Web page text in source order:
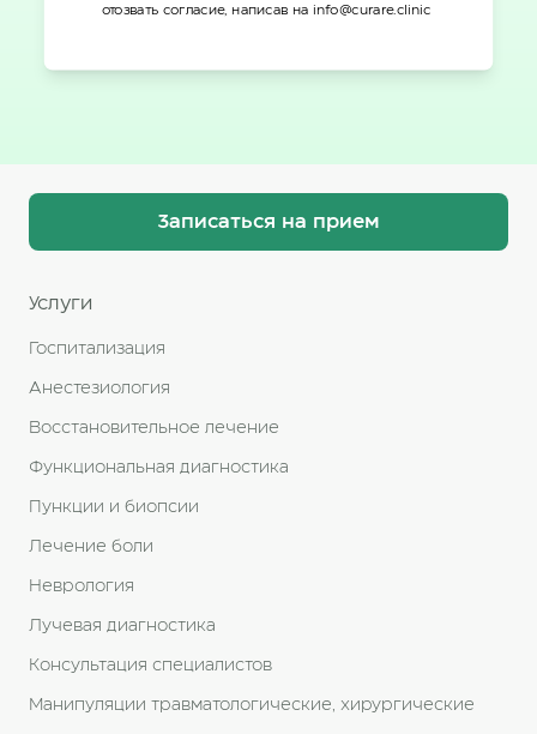
отозвать согласие, написав на info@curare.clinic
Услуги
Госпитализация
Анестезиология
Восстановительное лечение
Функциональная диагностика
Пункции и биопсии
Лечение боли
Неврология
Лучевая диагностика
Консультация специалистов
Манипуляции травматологические, хирургические
Записаться на прием